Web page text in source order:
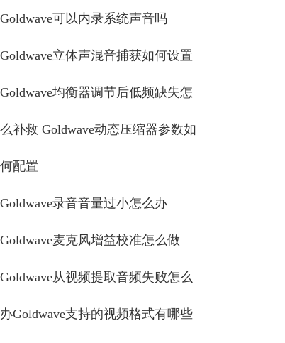
Goldwave可以内录系统声音吗
Goldwave立体声混音捕获如何设置
Goldwave均衡器调节后低频缺失怎
么补救 Goldwave动态压缩器参数如
何配置
Goldwave录音音量过小怎么办
Goldwave麦克风增益校准怎么做
Goldwave从视频提取音频失败怎么
办Goldwave支持的视频格式有哪些